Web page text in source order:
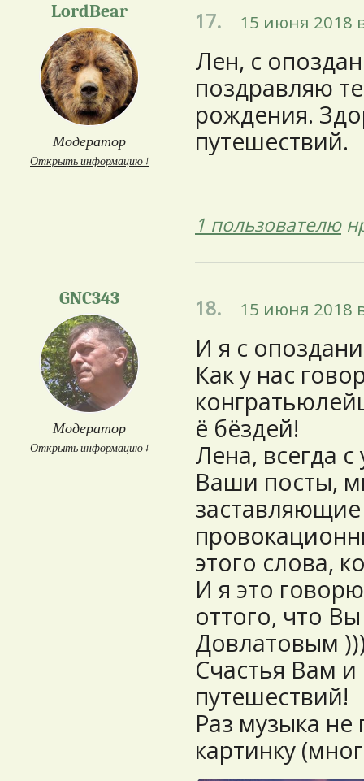
LordBear
Модератор
Открыть информацию ↓
17. 15 июня 2018
Лен, с
поздравляю
рождения.
путешествий.
1 пользователю
GNC343
Модератор
Открыть информацию ↓
18. 15 июня 2018
И я с
Как у нас
ё бёздей!
Лена, всегда
Ваши посты,
заставляющие
этого слова,
И я это
оттого, что
Довлатовым
Счастья Вам
путешествий!
Раз музыка не
картинку